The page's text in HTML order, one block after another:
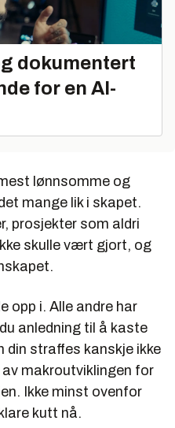
dokumentert
for en AI-
lønnsomme og
mange lik i skapet.
prosjekter som aldri
skulle vært gjort, og
opp i. Alle andre har
anledning til å kaste
din straffes kanskje ikke
makroutviklingen for
Ikke minst ovenfor
kutt nå.